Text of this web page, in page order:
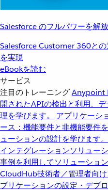
Salesforce のフルパワーを解
Salesforce Customer 360と
を実現
eBookを読む
サービス
注目のトレーニングAnypoint
開されたAPIの検出と利用、
理を学びます。
アプリケーシ
ース：機能要件と非機能要件
ューションの設計を学びます。
インテグレーションソリュー
事例を利用してソリューショ
CloudHub技術者／管理者向
プリケーションの設定・デプ